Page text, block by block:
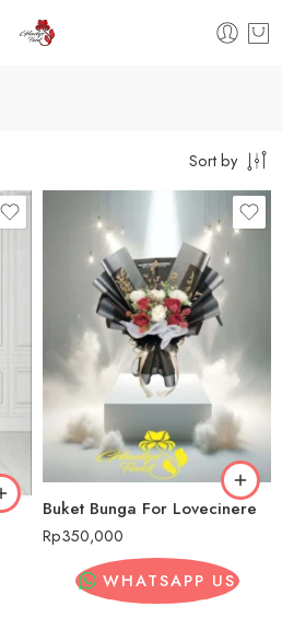
Sort by
Buket Bunga For Lovecinere
Rp350,000
WHATSAPP US